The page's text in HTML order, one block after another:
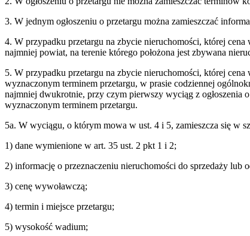
3. W jednym ogłoszeniu o przetargu można zamieszczać
4. W przypadku przetargu na zbycie nieruchomości, której
najmniej powiat, na terenie którego położona jest zbywana
5. W przypadku przetargu na zbycie nieruchomości, której
wyznaczonym terminem przetargu, w prasie codziennej
najmniej dwukrotnie, przy czym pierwszy wyciąg z ogłoszenia
wyznaczonym terminem przetargu.
5a. W wyciągu, o którym mowa w ust. 4 i 5, zamieszcza się w
1) dane wymienione w art. 35 ust. 2 pkt 1 i 2;
2) informację o przeznaczeniu nieruchomości do sprzedaży lub
3) cenę wywoławczą;
4) termin i miejsce przetargu;
5) wysokość wadium;